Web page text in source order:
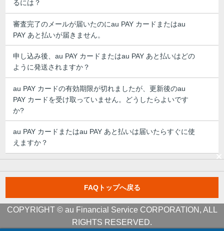
るには？
審査完了のメールが届いたのにau PAY カードまたはau
PAY あと払いが届きません。
申し込み後、au PAY カードまたはau PAY あと払いはどの
ように発送されますか？
au PAY カードの有効期限が切れましたが、更新後のau
PAY カードを受け取っていません。どうしたらよいです
か?
au PAY カードまたはau PAY あと払いは届いたらすぐに使
えますか？
FAQトップへ戻る
COPYRIGHT © au Financial Service CORPORATION, ALL
RIGHTS RESERVED.